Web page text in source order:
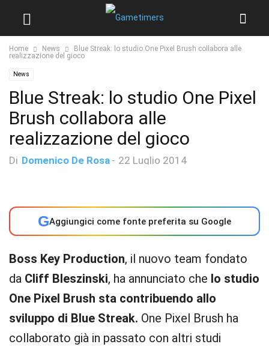
Home News
Blue Streak: lo studio One Pixel Brush collabora alle
realizzazione del gioco
News
Blue Streak: lo studio One Pixel
Brush collabora alle
realizzazione del gioco
Di Domenico De Rosa - 22 Luglio 2014
GAggiungici come fonte preferita su Google
Boss Key Production, il nuovo team fondato
da Cliff Bleszinski, ha annunciato che lo studio
One Pixel Brush sta contribuendo allo
sviluppo di Blue Streak. One Pixel Brush ha
collaborato già in passato con altri studi